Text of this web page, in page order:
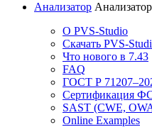
Анализатор Анализатор
О PVS-Studio
Скачать PVS-
Что нового в 7.43
FAQ
ГОСТ Р
Сертификация
SAST (CWE,
Online Examples